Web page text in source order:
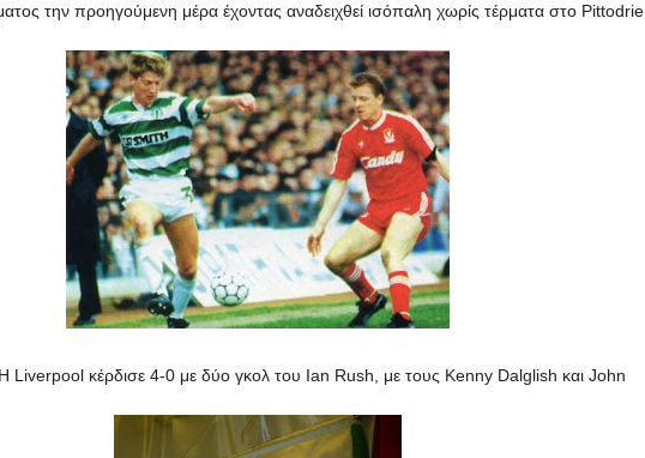
την προηγούμενη μέρα έχοντας αναδειχθεί ισόπαλη χωρίς τέρματα στο Pittodrie
H Liverpool κέρδισε 4-0 με δύο γκολ του Ian Rush, με τους Kenny Dalglish και John